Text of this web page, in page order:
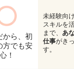
から、初
方でも安
心！
未経験向
スキルを
まで、 あ
仕事がき
す。